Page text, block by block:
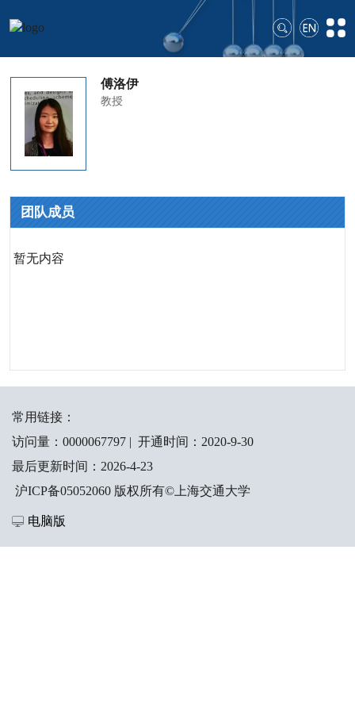
傅洛伊
教授
团队成员
暂无内容
常用链接：
访问量： 0000067797| 开通时间： 2020-9-30
最后更新时间： 2026-4-23
沪ICP备05052060 版权所有©上海交通大学
电脑版